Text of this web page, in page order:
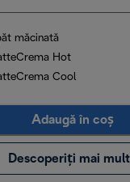
măcinată
Hot
Cool
Adaugă în coș
Descoperiți mai